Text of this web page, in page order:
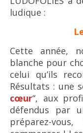
ludique :
Cette année,
blanche pour
celui qu’ils
Résultats : une
cœur“, aux
défendus par
préparez-